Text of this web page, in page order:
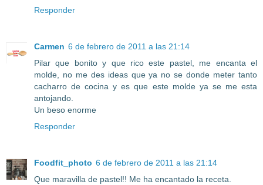
Responder
Carmen 6 de febrero de 2011 a las 21:14
Pilar que bonito y que rico este pastel, me encanta el
molde, no me des ideas que ya no se donde meter tanto
cacharro de cocina y es que este molde ya se me esta
antojando.
Un beso enorme
Responder
Foodfit_photo 6 de febrero de 2011 a las 21:14
Que maravilla de pastel!! Me ha encantado la receta.